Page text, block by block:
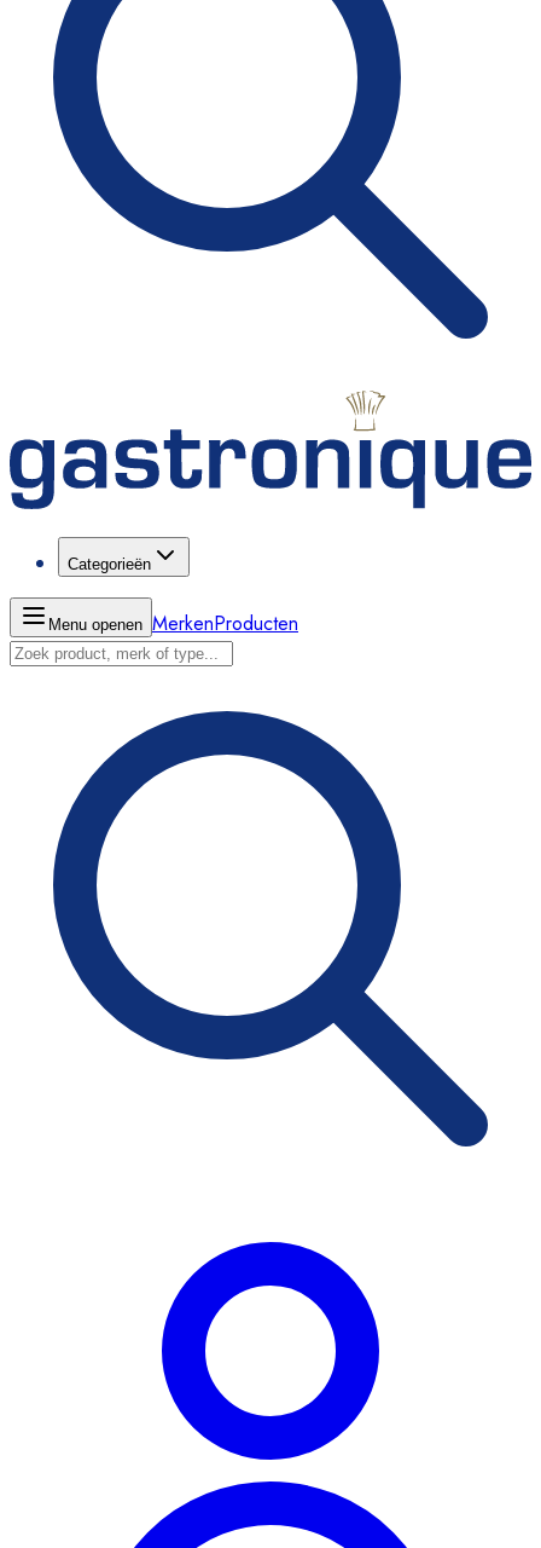
Categorieën
Menu openen MerkenProducten